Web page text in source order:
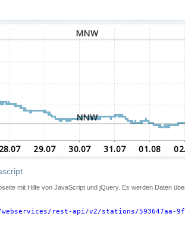
mit Hilfe von JavaScript und jQuery. Es werden Daten
rest-api/v2/stations/593647aa-